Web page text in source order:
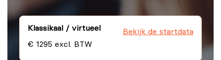
Klassikaal / virtueel
€ 1295 excl. BTW
Bekijk de startdata